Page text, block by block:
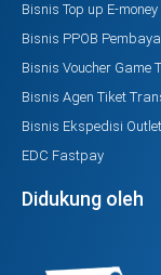
Bisnis Top up E-
Bisnis PPOB
Bisnis Voucher Game
Bisnis Agen Tiket
Bisnis Ekspedisi
EDC Fastpay
Didukung oleh